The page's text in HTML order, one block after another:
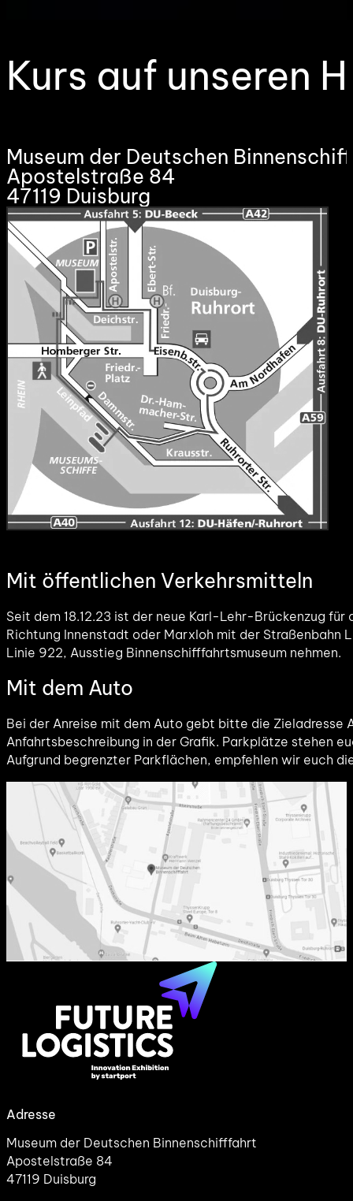
Kurs auf unseren
Museum der Deutschen
Apostelstraße 84
47119 Duisburg
Mit öffentlichen Verkehrsmitteln
Seit dem 18.12.23 ist der neue Karl-Lehr-Brückenzug
Richtung Innenstadt oder Marxloh mit der Straßenbahn
Linie 922, Ausstieg Binnenschifffahrtsmuseum nehmen.
Mit dem Auto
Bei der Anreise mit dem Auto gebt bitte die Zieladresse
Anfahrtsbeschreibung in der Grafik. Parkplätze stehen
Aufgrund begrenzter Parkflächen, empfehlen wir euch